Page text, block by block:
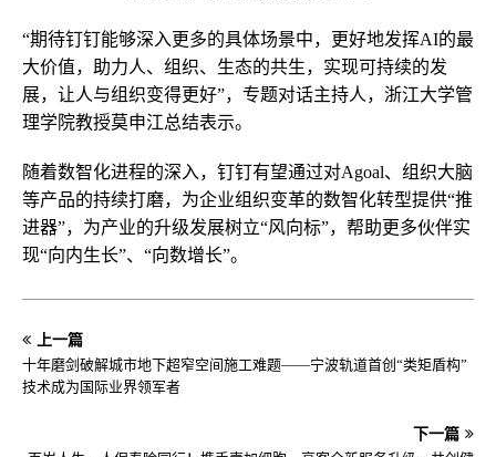
“期待钉钉能够深入更多的具体场景中，更好地发挥AI的最
大价值，助力人、组织、生态的共生，实现可持续的发
展，让人与组织变得更好”，专题对话主持人，浙江大学管
理学院教授莫申江总结表示。
随着数智化进程的深入，钉钉有望通过对Agoal、组织大脑
等产品的持续打磨，为企业组织变革的数智化转型提供“推
进器”，为产业的升级发展树立“风向标”，帮助更多伙伴实
现“向内生长”、“向数增长”。
上一篇
十年磨剑破解城市地下超窄空间施工难题——宁波轨道首创“类矩盾构”
技术成为国际业界领军者
下一篇